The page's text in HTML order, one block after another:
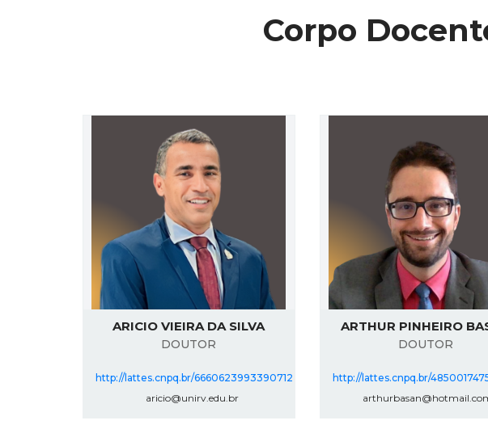
Corpo
ARICIO VIEIRA DA SILVA
DOUTOR
http://lattes.cnpq.br/6660623993390712
aricio@unirv.edu.br
ARTHUR PINHEIRO
DOUTOR
http://lattes.cnpq.br/